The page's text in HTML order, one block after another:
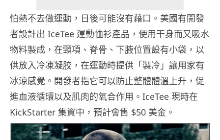
怕熱不去做運動，日後可能沒有藉口。美國有開發
者設計出 IceTee 運動恤衫產品，使用干身而又吸水
物料製成，在頸項、脊骨、下腋位置設有小袋，以
供放入冷凍凝胶，在運動時提供「製冷」讓用家有
冰涼感覺。開發者指它可以防止整體體溫上升，促
進血液循環以及肌肉的氧合作用。IceTee 現時在
KickStarter 集資中，預計會售 $50 美金。